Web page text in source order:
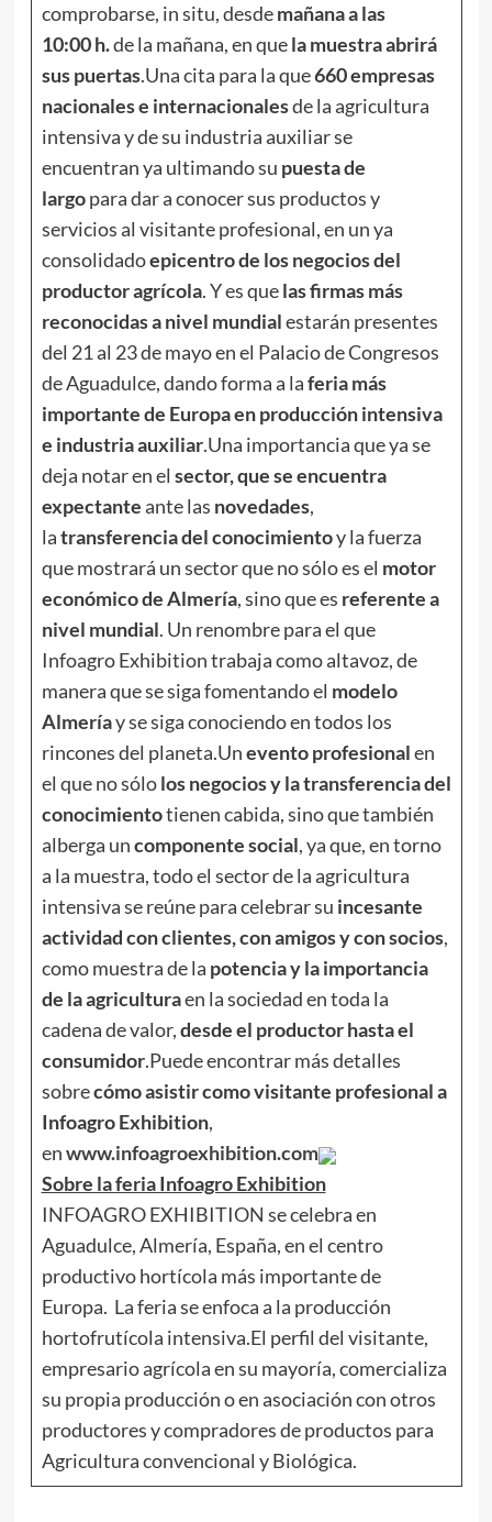
comprobarse, in situ, desdemañana a las
10:00 h.de la mañana, en quela muestra abrirá
sus puertas.Una cita para la que660 empresas
nacionales e internacionalesde la agricultura
intensiva y de su industria auxiliar se
encuentran ya ultimando su puesta de
largopara dar a conocer sus productos y
servicios al visitante profesional, en un ya
consolidadoepicentro de los negocios del
productor agrícola. Y es quelas firmas más
reconocidas a nivel mundialestarán presentes
del 21 al 23 de mayo en el Palacio de Congresos
de Aguadulce, dando forma a laferia más
importante de Europa en producción intensiva
e industria auxiliar.Una importancia que ya se
deja notar en el sector, que se encuentra
expectanteante las novedades,
latransferencia del conocimientoy la fuerza
que mostrará un sector que no sólo es el motor
económico de Almería, sino que es referente a
nivel mundial. Un renombre para el que
Infoagro Exhibition trabaja como altavoz, de
manera que se siga fomentando el modelo
Almeríay se siga conociendo en todos los
rincones del planeta.Unevento profesionalen
el que no sólolos negocios y la transferencia del
conocimientotienen cabida, sino que también
alberga uncomponente social, ya que, en torno
a la muestra, todo el sector de la agricultura
intensiva se reúne para celebrar su incesante
actividad con clientes, con amigos y con socios,
como muestra de la potencia y la importancia
de la agriculturaen la sociedad en toda la
cadena de valor,desde el productor hasta el
consumidor.Puede encontrar más detalles
sobrecómo asistir como visitante profesional a
Infoagro Exhibition,
enwww.infoagroexhibition.com
Sobre la feria Infoagro Exhibition
INFOAGRO EXHIBITION se celebra en
Aguadulce, Almería, España, en el centro
productivo hortícola más importante de
Europa. La feria se enfoca a la producción
hortofrutícola intensiva.El perfil del visitante,
empresario agrícola en su mayoría, comercializa
su propia producción o en asociación con otros
productores y compradores de productos para
Agricultura convencional y Biológica.